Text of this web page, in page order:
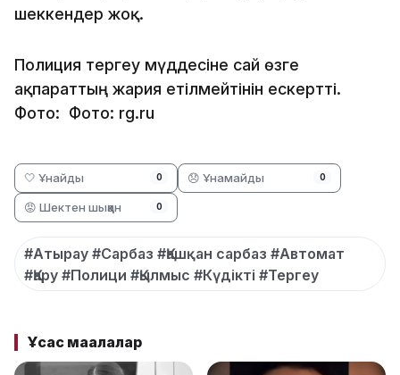
шеккендер жоқ.
Полиция тергеу мүддесіне сай өзге
ақпараттың жария етілмейтінін ескертті.
Фото: Фото: rg.ru
🤍 Ұнайды 0 😞 Ұнамайды 0
😡 Шектен шыққан 0
#Атырау #Сарбаз #Қашқан сарбаз #Автомат
#Қару #Полици #Қылмыс #Күдікті #Тергеу
Ұқсас мақалалар